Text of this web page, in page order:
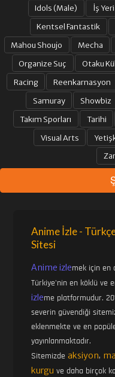
Idols (Male)
İş Yeri
Kentsel Fantastik
Mahou Shoujo
Mecha
Organize Suç
Otaku
Racing
Reenkarnasyon
Samuray
Showbiz
Takım Sporları
Tarihi
Visual Arts
Anime İzle -
Sitesi
Anime izlemek için en
Türkiye'nin en köklü ve
izleme platformudur.
severin güvendiği
eklenmekte ve en
yayınlanmaktadır.
Sitemizdeaksiyon,
kurgu ve daha birçok